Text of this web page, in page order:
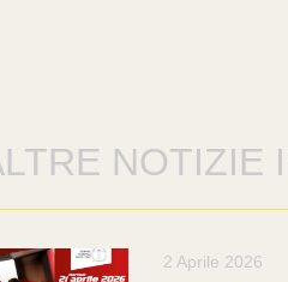
NOTIZIE
2 Aprile 2026